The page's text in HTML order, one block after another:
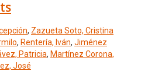
, Zazueta Soto, Cristina
, Rentería, Iván, Jiménez
Patricia, Martínez Corona,
José